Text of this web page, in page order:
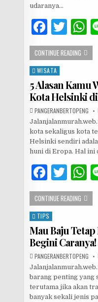
udaranya…
F
a
c
e
b
o
o
k
T
w
it
r
h
at
p
p
CONTINUE READING MAU
Posted in
WISATA
5 Alasan Kamu
Kota Helsinki
AUTHOR:
PANGERANBERTOPENG
kota sekaligus kota
Helsinki sendiri
huni di Eropa. Hal
F
a
c
e
b
o
o
k
T
w
it
r
h
at
p
p
CONTINUE READING 5
Posted in
TIPS
Mau Baju
Begini Caranya!
AUTHOR:
PANGERANBERTOPENG
barang penting yang
terutama jika akan
banyak sekali jenis